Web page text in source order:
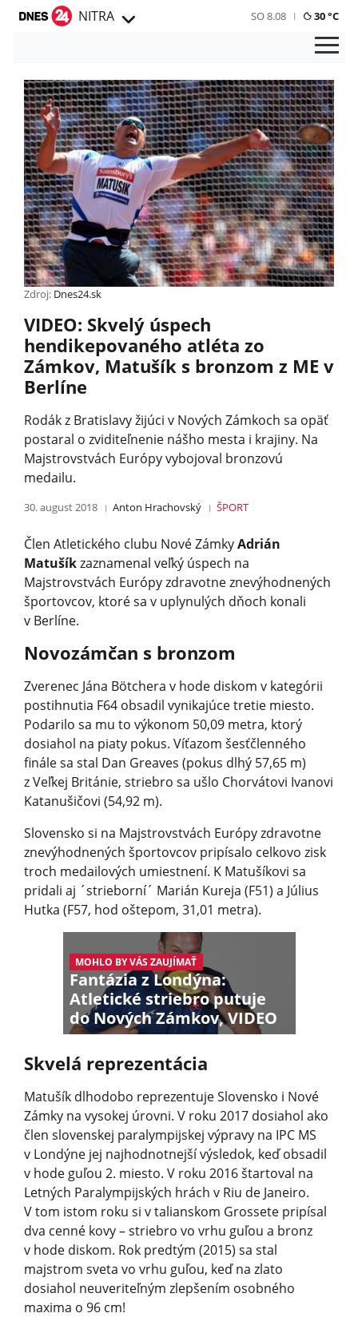
NITRA SO 8.08 30 °C
Zdroj: Dnes24.sk
VIDEO: Skvelý úspech
hendikepovaného atléta zo
Zámkov, Matušík s bronzom z ME v
Berlíne
Rodák z Bratislavy žijúci v Nových Zámkoch sa opäť
postaral o zviditeľnenie nášho mesta i krajiny. Na
Majstrovstvách Európy vybojoval bronzovú
medailu.
30. august 2018 Anton Hrachovský ŠPORT
Člen Atletického clubu Nové ZámkyAdrián
Matušíkzaznamenal veľký úspech na
Majstrovstvách Európy zdravotne znevýhodnených
športovcov, ktoré sa v uplynulých dňoch konali
v Berlíne.
Novozámčan s bronzom
Zverenec Jána Bötchera v hode diskom v kategórii
postihnutia F64 obsadil vynikajúce tretie miesto.
Podarilo sa mu to výkonom 50,09 metra, ktorý
dosiahol na piaty pokus. Víťazom šesťčlenného
finále sa stal Dan Greaves (pokus dlhý 57,65 m)
z Veľkej Británie, striebro sa ušlo Chorvátovi Ivanovi
Katanušičovi (54,92 m).
Slovensko si na Majstrovstvách Európy zdravotne
znevýhodnených športovcov pripísalo celkovo zisk
troch medailových umiestnení. K Matušíkovi sa
pridali aj ´strieborní´ Marián Kureja (F51) a Július
Hutka (F57, hod oštepom, 31,01 metra).
MOHLO BY VÁS ZAUJÍMAŤ
Fantázia z Londýna:
Atletické striebro putuje
do Nových Zámkov, VIDEO
Skvelá reprezentácia
Matušík dlhodobo reprezentuje Slovensko i Nové
Zámky na vysokej úrovni. V roku 2017 dosiahol ako
člen slovenskej paralympijskej výpravy na IPC MS
v Londýne jej najhodnotnejší výsledok, keď obsadil
v hode guľou 2. miesto. V roku 2016 štartoval na
Letných Paralympijských hrách v Riu de Janeiro.
V tom istom roku si v talianskom Grossete pripísal
dva cenné kovy – striebro vo vrhu guľou a bronz
v hode diskom. Rok predtým (2015) sa stal
majstrom sveta vo vrhu guľou, keď na zlato
dosiahol neuveriteľným zlepšením osobného
maxima o 96 cm!